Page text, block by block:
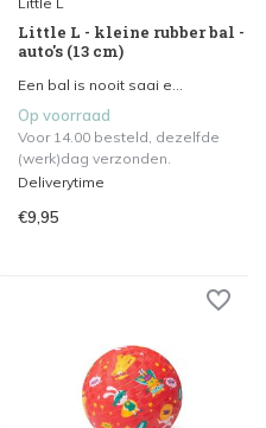
Little L - kleine rubber bal -
auto's (13 cm)
Een bal is nooit saai e...
Op voorraad
Voor 14.00 besteld, dezelfde
(werk)dag verzonden.
Deliverytime
€9,95